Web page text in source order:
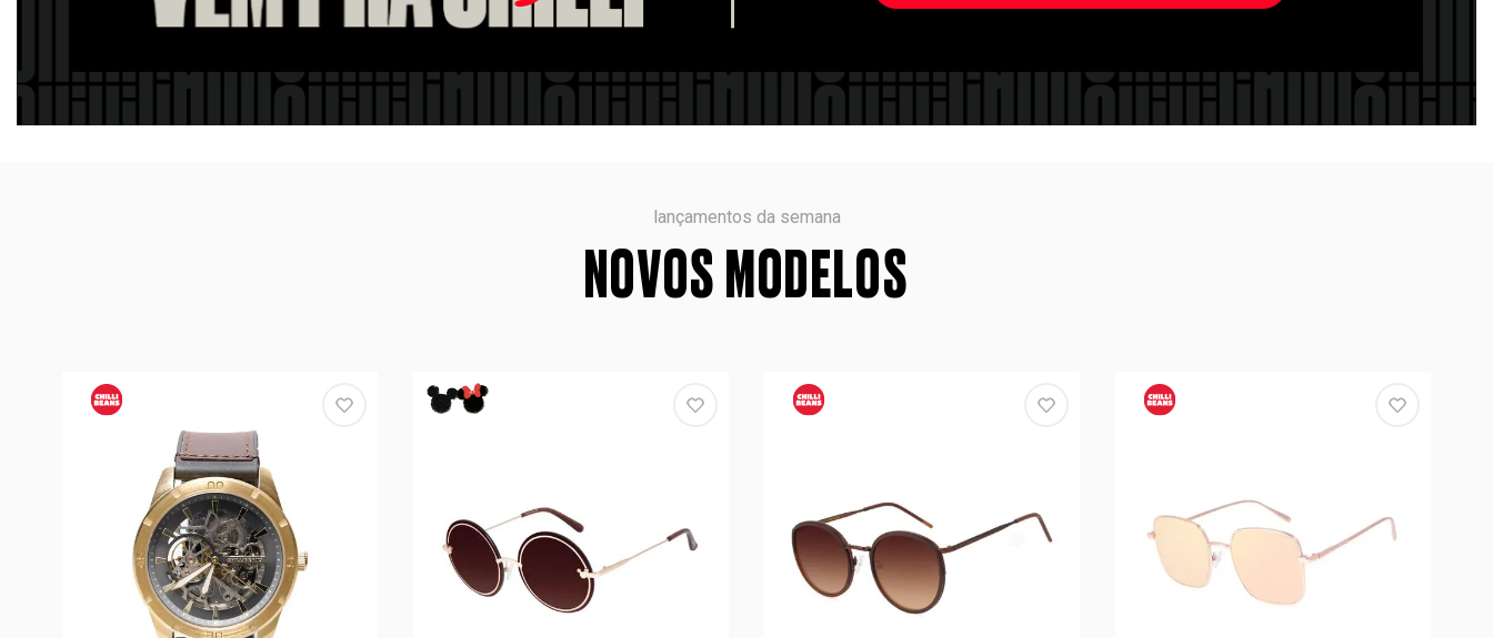
lançamentos da semana
NOVOS MODELOS